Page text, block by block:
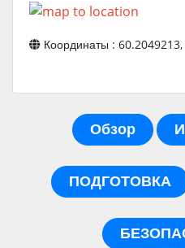
Координаты :
Обзор
ПОДГОТОВКА